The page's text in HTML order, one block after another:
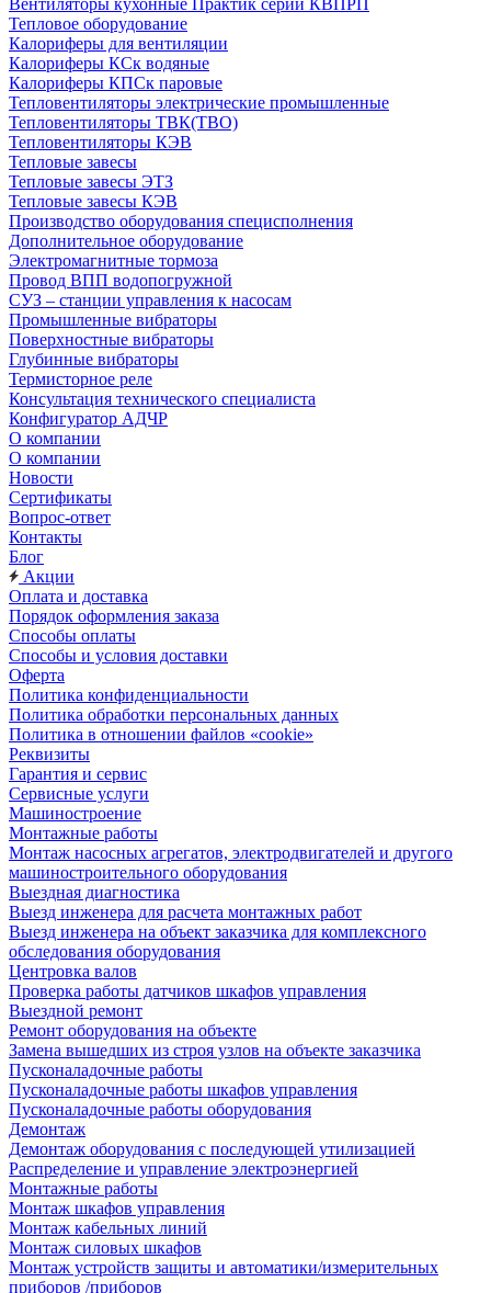
Вентиляторы кухонные Практик серии КВПРП
Тепловое оборудование
Калориферы для вентиляции
Калориферы КСк водяные
Калориферы КПСк паровые
Тепловентиляторы электрические промышленные
Тепловентиляторы ТВК(ТВО)
Тепловентиляторы КЭВ
Тепловые завесы
Тепловые завесы ЭТЗ
Тепловые завесы КЭВ
Производство оборудования специсполнения
Дополнительное оборудование
Электромагнитные тормоза
Провод ВПП водопогружной
СУЗ – станции управления к насосам
Промышленные вибраторы
Поверхностные вибраторы
Глубинные вибраторы
Термисторное реле
Консультация технического специалиста
Конфигуратор АДЧР
О компании
О компании
Новости
Сертификаты
Вопрос-ответ
Контакты
Блог
Акции
Оплата и доставка
Порядок оформления заказа
Способы оплаты
Способы и условия доставки
Оферта
Политика конфиденциальности
Политика обработки персональных данных
Политика в отношении файлов «cookie»
Реквизиты
Гарантия и сервис
Сервисные услуги
Машиностроение
Монтажные работы
Монтаж насосных агрегатов, электродвигателей и другого
машиностроительного оборудования
Выездная диагностика
Выезд инженера для расчета монтажных работ
Выезд инженера на объект заказчика для комплексного
обследования оборудования
Центровка валов
Проверка работы датчиков шкафов управления
Выездной ремонт
Ремонт оборудования на объекте
Замена вышедших из строя узлов на объекте заказчика
Пусконаладочные работы
Пусконаладочные работы шкафов управления
Пусконаладочные работы оборудования
Демонтаж
Демонтаж оборудования с последующей утилизацией
Распределение и управление электроэнергией
Монтажные работы
Монтаж шкафов управления
Монтаж кабельных линий
Монтаж силовых шкафов
Монтаж устройств защиты и автоматики/измерительных
приборов /приборов